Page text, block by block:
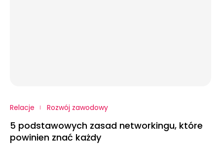
Relacje Rozwój zawodowy
5 podstawowych zasad networkingu, które
powinien znać każdy